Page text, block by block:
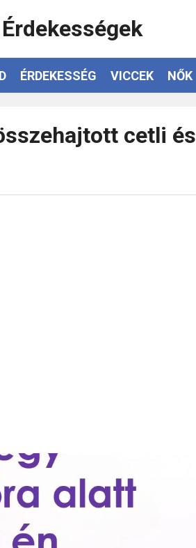
Érdekességek
ÉRDEKESSÉG VICCEK NŐK
cetli és